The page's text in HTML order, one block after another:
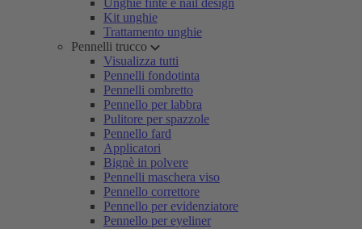
Unghie finte e nail design
Kit unghie
Trattamento unghie
Pennelli trucco
Visualizza tutti
Pennelli fondotinta
Pennelli ombretto
Pennello per labbra
Pulitore per spazzole
Pennello fard
Applicatori
Bignè in polvere
Pennelli maschera viso
Pennello correttore
Pennello per evidenziatore
Pennello per eyeliner